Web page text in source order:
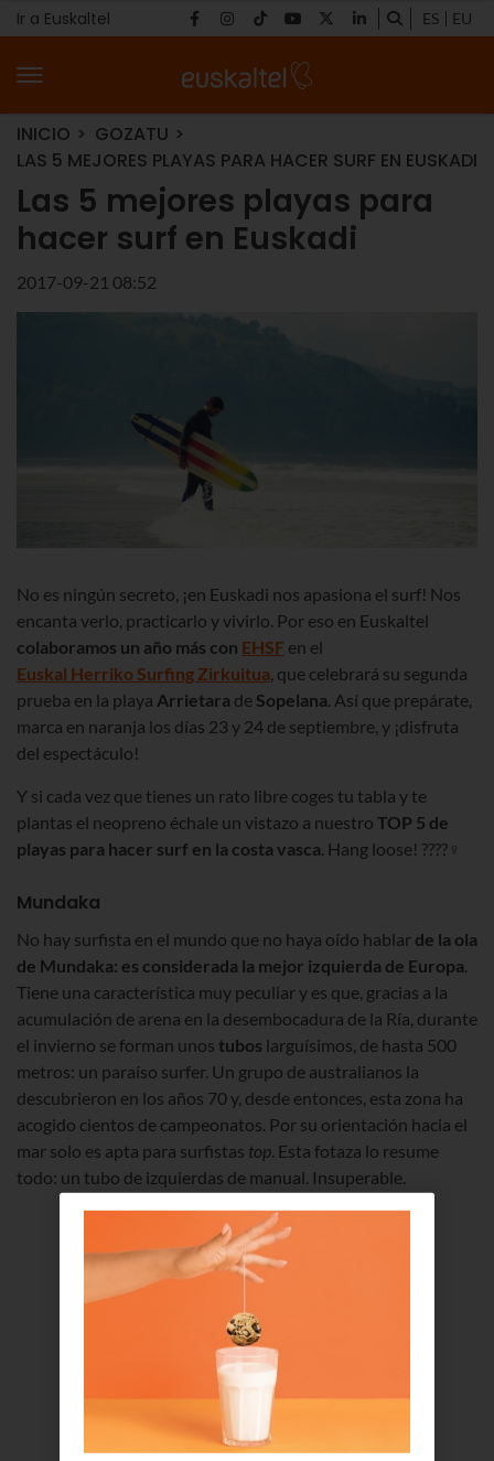
Ir a Euskaltel ES EU
INICIO
GOZATU
LAS 5 MEJORES PLAYAS PARA HACER SURF EN EUSKADI
Las 5 mejores playas para
hacer surf en Euskadi
2017-09-21 08:52
No es ningún secreto, ¡en Euskadi nos apasiona el surf! Nos
encanta verlo, practicarlo y vivirlo. Por eso en Euskaltel
colaboramos un año más con EHSF en el
Euskal Herriko Surfing Zirkuitua, que celebrará su segunda
prueba en la playa Arrietara de Sopelana. Así que prepárate,
marca en naranja los días 23 y 24 de septiembre, y ¡disfruta
del espectáculo!
Y si cada vez que tienes un rato libre coges tu tabla y te
plantas el neopreno échale un vistazo a nuestro TOP 5 de
playas para hacer surf en la costa vasca. Hang loose! ????‍♀️
Mundaka
No hay surfista en el mundo que no haya oído hablar de la ola
de Mundaka: es considerada la mejor izquierda de Europa.
Tiene una característica muy peculiar y es que, gracias a la
acumulación de arena en la desembocadura de la Ría, durante
el invierno se forman unos tubos larguísimos, de hasta 500
metros: un paraíso surfer. Un grupo de australianos la
descubrieron en los años 70 y, desde entonces, esta zona ha
acogido cientos de campeonatos. Por su orientación hacia el
mar solo es apta para surfistas top. Esta fotaza lo resume
todo: un tubo de izquierdas de manual. Insuperable.